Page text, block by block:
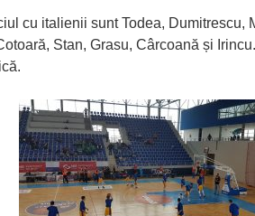
cu italienii sunt Todea, Dumitrescu,
Stan, Grasu, Cârcoană și